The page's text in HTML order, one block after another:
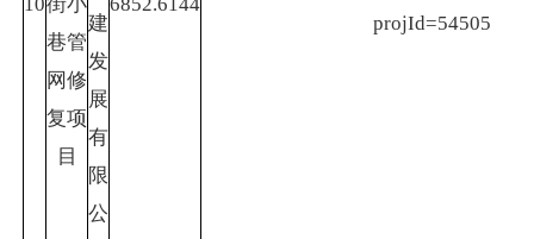
巷管
网修
复项
目
建
发
展
有
限
公
projId=54505